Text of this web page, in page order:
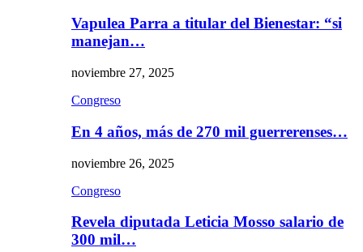
Vapulea Parra a titular del Bienestar: “si
manejan…
noviembre 27, 2025
Congreso
En 4 años, más de 270 mil guerrerenses…
noviembre 26, 2025
Congreso
Revela diputada Leticia Mosso salario de
300 mil…